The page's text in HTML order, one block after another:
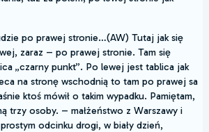
po prawej stronie…(AW) Tutaj jak się
zaraz – po prawej stronie. Tam się
„czarny punkt”. Po lewej jest tablica jak
na stronę wschodnią to tam po prawej sa
ktoś mówił o takim wypadku. Pamiętam,
trzy osoby. – małżeństwo z Warszawy i
odcinku drogi, w biały dzień,